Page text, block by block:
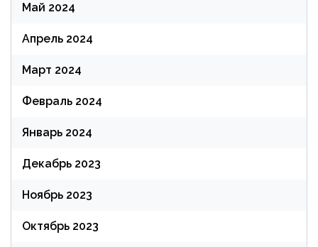
Май 2024
Апрель 2024
Март 2024
Февраль 2024
Январь 2024
Декабрь 2023
Ноябрь 2023
Октябрь 2023